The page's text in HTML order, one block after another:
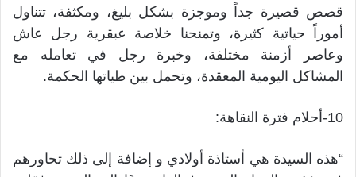
قصص قصيرة جداً وموجزة بشكل بليغ، ومكثفة، تتناول
أموراً حياتية كثيرة، وتمنحنا خلاصة عبقرية رجل عاش
وعاصر أزمنة مختلفة، وخبرة رجل في تعامله مع
المشاكل اليومية المعقدة، وتحمل بين طياتها الحكمة.
10-أحلام فترة النقاهة:
“هذه السيدة هي أستاذة أولادي و إضافة إلى ذلك تحاورهم